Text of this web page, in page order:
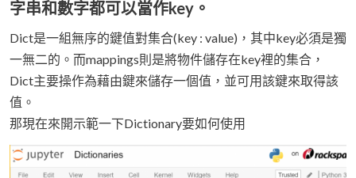
字串和數字都可以當作key。
Dict是一組無序的鍵值對集合(key : value)，其中key必須是獨
一無二的。而mappings則是將物件儲存在key裡的集合，
Dict主要操作為藉由鍵來儲存一個值，並可用該鍵來取得該
值。
那現在來開示範一下Dictionary要如何使用